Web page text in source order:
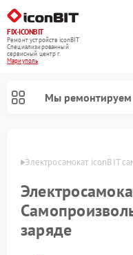
FIX-ICONBIT
Ремонт устройств iconBIT
Специализированный
cервисный центр г.
Мариуполь
Мы ремонтируем
Электросамокат iconBIT
заряде